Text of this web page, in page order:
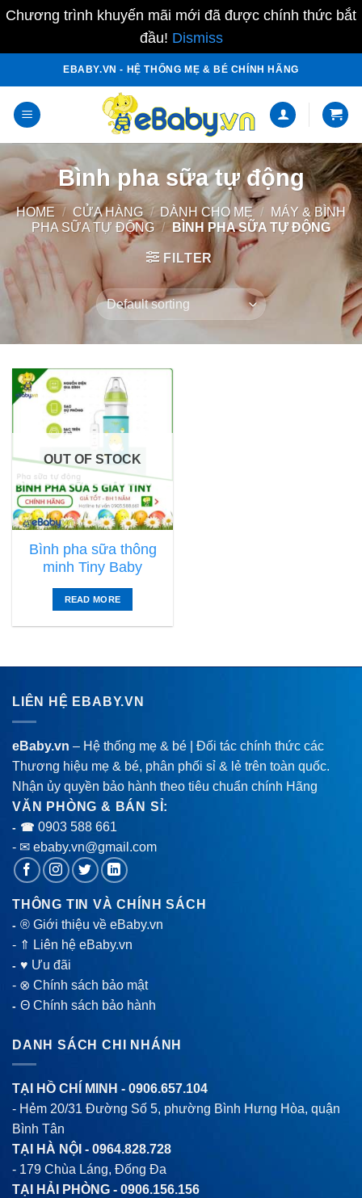
Chương trình khuyến mãi mới đã được chính thức bắt
đầu! Dismiss
content
EBABY.VN - HỆ THỐNG MẸ & BÉ CHÍNH HÃNG
Bình pha sữa tự động
HOME / CỬA HÀNG / DÀNH CHO MẸ /
MÁY & BÌNH
PHA SỮA TỰ ĐỘNG / BÌNH PHA SỮA TỰ ĐỘNG
FILTER
OUT OF STOCK
Bình pha sữa thông
minh Tiny Baby
READ MORE
LIÊN HỆ EBABY.VN
eBaby.vn – Hệ thống mẹ & bé | Đối tác chính thức các
Thương hiệu mẹ & bé, phân phối sỉ & lẻ trên toàn quốc.
Nhận ủy quyền bảo hành theo tiêu chuẩn chính Hãng
VĂN PHÒNG & BÁN SỈ:
- ☎ 0903 588 661
- ✉ ebaby.vn@gmail.com
THÔNG TIN VÀ CHÍNH SÁCH
-® Giới thiệu về eBaby.vn
- ⇑ Liên hệ eBaby.vn
-♥ Ưu đãi
- ⊗ Chính sách bảo mật
-Θ Chính sách bảo hành
DANH SÁCH CHI NHÁNH
TẠI HỒ CHÍ MINH - 0906.657.104
- Hẻm 20/31 Đường Số 5, phường Bình Hưng Hòa, quận
Bình Tân
TẠI HÀ NỘI - 0964.828.728
- 179 Chùa Láng, Đống Đa
TẠI HẢI PHÒNG - 0906.156.156